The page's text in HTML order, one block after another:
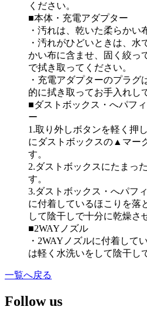
ください。
■本体・充電アダプター
・汚れは、乾いた柔らかい
・汚れがひどいときは、水
かい布に含ませ、固く絞っ
で拭き取ってください。
・充電アダプターのプラグ
的に拭き取ってお手入れし
■ダストボックス・へパフ
ー
1.取り外しボタンを軽く押
にダストボックスの▲マー
す。
2.ダストボックスにたまっ
す。
3.ダストボックス・へパフ
に付着しているほこりを落
して陰干しで十分に乾燥さ
■2WAYノズル
・2WAYノズルに付着して
は軽く水洗いをして陰干し
一覧へ戻る
Follow us